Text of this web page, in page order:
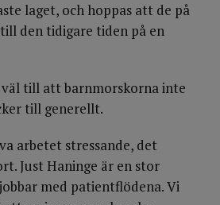
laget, och hoppas att de på
den tidigare tiden på en
väl till att barnmorskorna inte
till generellt.
arbetet stressande, det
Just Haninge är en stor
med patientflödena. Vi